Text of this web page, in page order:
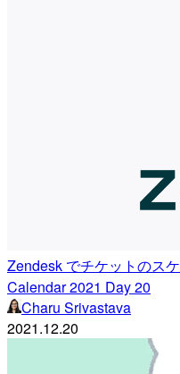
Zendesk でチケットのス
Calendar 2021 Day 20
Charu Srivastava
2021.12.20